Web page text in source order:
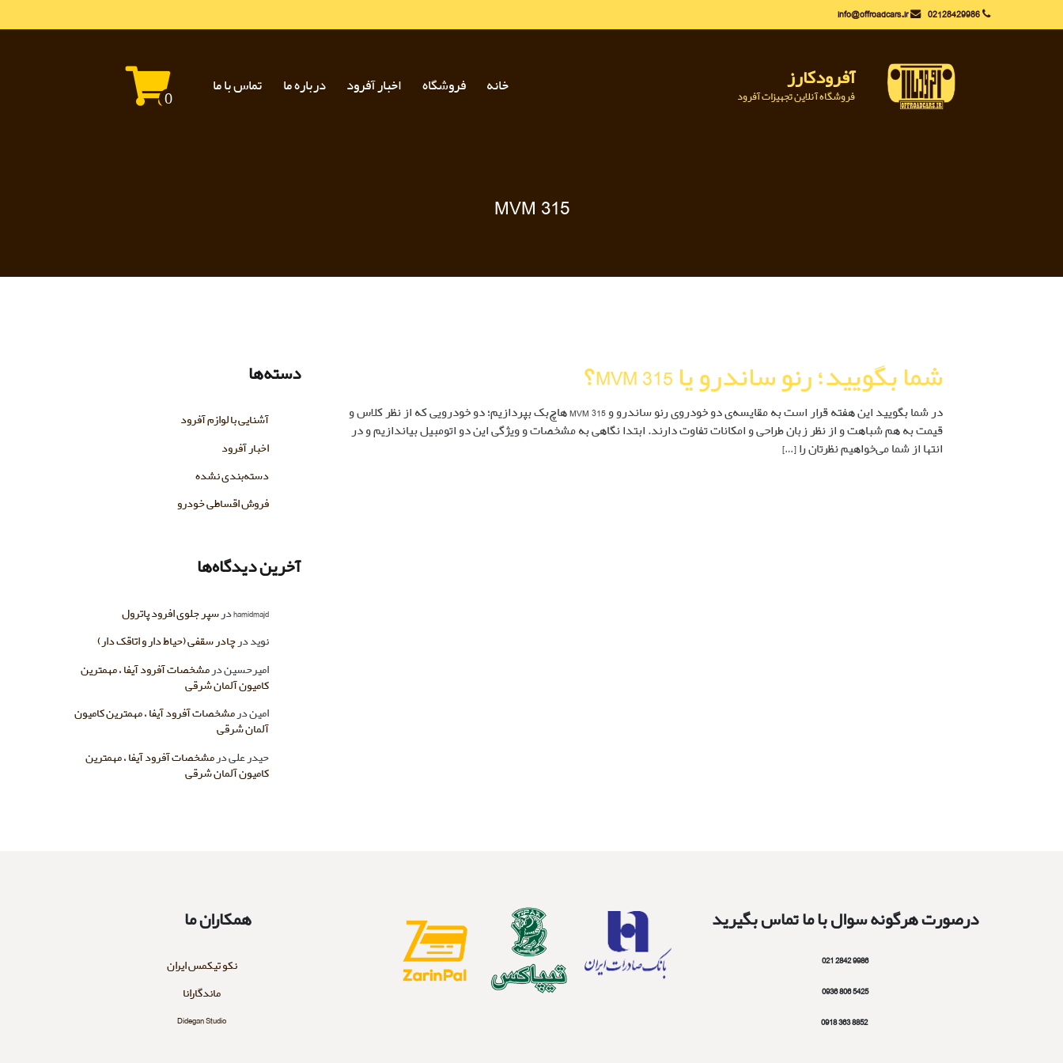
to
02128429986
info@offroadcars.ir
آفرودکارز
فروشگاه آنلاین تجهیزات آفرود
خانه فروشگاه اخبار آفرود درباره ما تماس با ما 0
MVM 315
شما بگویید؛ رنو ساندرو یا MVM 315؟
در شما بگویید این هفته قرار است به مقایسه‌ی دو خودروی رنو ساندرو و MVM 315 هاچ‌بک بپردازیم؛ دو خودرویی که از نظر کلاس و
قیمت به هم شباهت و از نظر زبان طراحی و امکانات تفاوت دارند. ابتدا نگاهی به مشخصات و ویژگی این دو اتومبیل بیاندازیم و در
انتها از شما می‌خواهیم نظرتان را […]
دسته‌ها
آشنایی با لوازم آفرود
اخبار آفرود
دسته‌بندی نشده
فروش اقساطی خودرو
آخرین دیدگاه‌ها
hamidmajdدرسپر جلوی افرود پاترول
نویددرچادر سقفی (حیاط دار و اتاقک دار)
امیرحسیندرمشخصات آفرود آیفا ، مهمترین
کامیون آلمان شرقی
امیندرمشخصات آفرود آیفا ، مهمترین کامیون
آلمان شرقی
حیدر علیدر مشخصات آفرود آیفا ، مهمترین
کامیون آلمان شرقی
درصورت هرگونه سوال با ما تماس بگیرید
9986 2842 021
5425 806 0936
8852 363 0918
همکاران ما
نکو تیکمس ایران
ماندگارانا
Didegan Studio